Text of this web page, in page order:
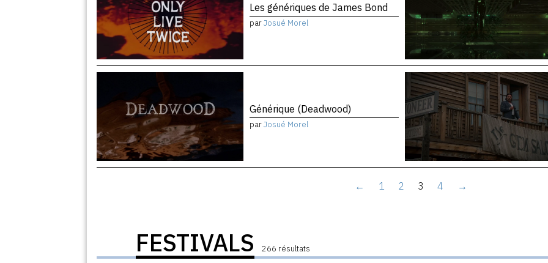
Les génériques de James Bond
parJosué Morel
Générique (Deadwood)
parJosué Morel
← 1 2 3 4 →
FESTIVALS 266 résultats